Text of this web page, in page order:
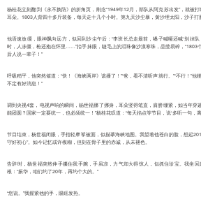
杨桂花立刻翻到《永不换防》的折角页，刚念“1949年12月，部队从阿克苏出发”，就被
耳朵。1803人背四十多斤装备，每天走十几个小时。第九天沙尘暴，黄沙埋太阳，沙子打
他语速放缓，眼神飘向远方，似回到沙尘午后：“李班长总走最前，嗓子喊哑还喊‘别掉
时，人冻僵，枪还抱在怀里……”抬手抹眼，睫毛上的泪珠像沙漠寒珠，晶莹易碎，
后人说一辈子！”
呼吸稍平，他突然催道：“快！《海峡两岸》该播了！”“爸，看不清听声就行。”“不行！”
不定有好消息！”
调到央视4套，电视声响的瞬间，杨世福挪了挪身，耳朵竖得笔直，肩膀绷紧，如当年穿
能团圆？国家一定要统一，也必须统一！”杨桂花叹道：“每天掐点等节目，说‘多听一句，
节目结束，杨世福闭眼，手指轻摩挲被面，似描摹海峡地图。我望着他苍白的脸，想起
守好初心”。如今记忆或许模糊，但刻在骨子里的赤诚，从未褪色。
告辞时，杨世福突然伸手攥住我手腕，手虽凉，力气却大得惊人，似抓住珍宝。我坐
根：“振华，咱们约了20年，再约个大的。”
“您说。”我握紧他的手，眼眶发热。